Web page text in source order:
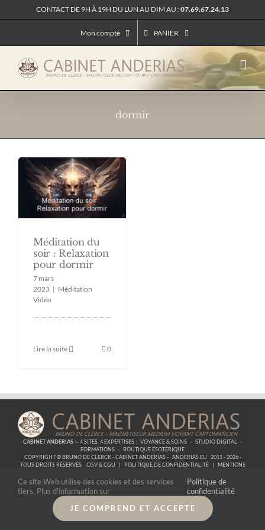
au
CONTACT DE 9H À 19H DU LUN AU DIM AU :07.69.67.24.13
Mon compte PANIER
dormir
Méditation du
soir : Relaxation
pour dormir
7 mars
2023 | Méditation
Vidéo
Lire la suite 0
CABINET ANDERIAS— 4 SITES, 4 EXPERTISES : VOYANCE & SOINS · STUDIO DIGITAL
·
FORMATIONS · BOUTIQUE ÉSOTÉRIQUE
COPYRIGHT © BRUNO DE CLERCK - CABINET ANDERIAS - ANDERIAS.EU
2011 - 2026 -
TOUS DROITS RÉSERVÉS.
CGV & CGU | POLITIQUE DE CONFIDENTIALITÉ |
MENTIONS
Ce site Web utilise des cookies et des services
tiers. Plus d'information sur
Politique de
confidentialité
JE COMPREND ET ACCEPTE